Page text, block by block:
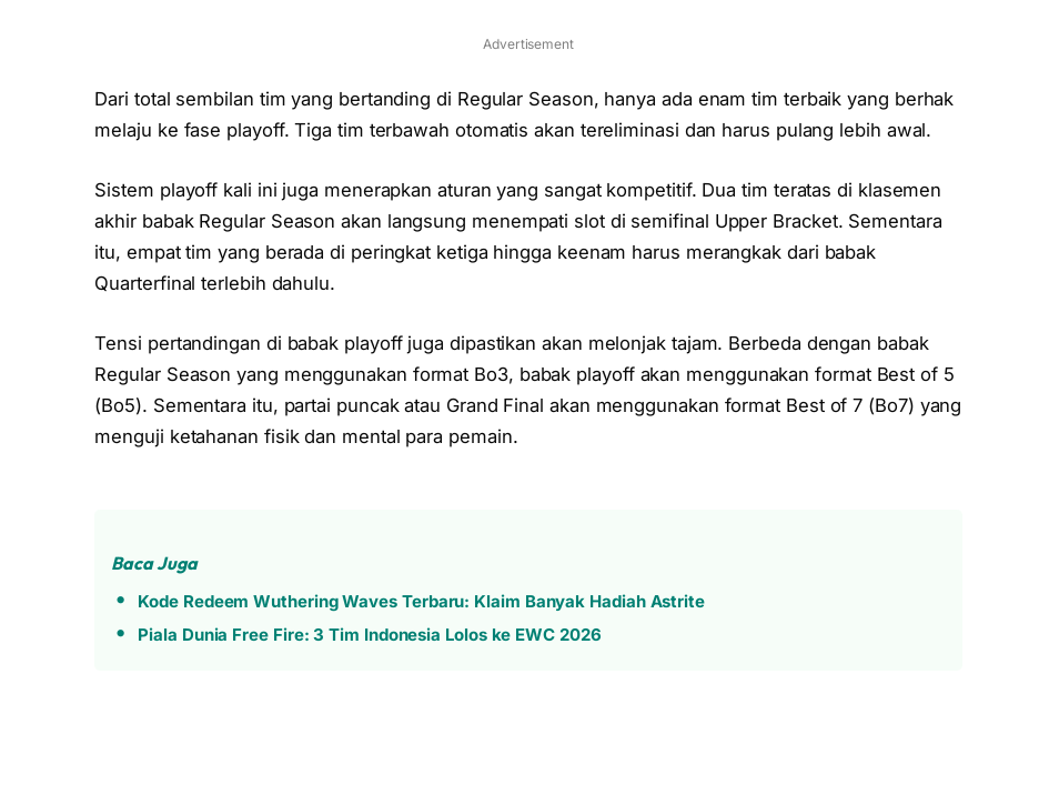
Advertisement
Dari total sembilan tim yang bertanding di Regular Season, hanya ada enam tim terbaik yang berhak
melaju ke fase playoff. Tiga tim terbawah otomatis akan tereliminasi dan harus pulang lebih awal.
Sistem playoff kali ini juga menerapkan aturan yang sangat kompetitif. Dua tim teratas di klasemen
akhir babak Regular Season akan langsung menempati slot di semifinal Upper Bracket. Sementara
itu, empat tim yang berada di peringkat ketiga hingga keenam harus merangkak dari babak
Quarterfinal terlebih dahulu.
Tensi pertandingan di babak playoff juga dipastikan akan melonjak tajam. Berbeda dengan babak
Regular Season yang menggunakan format Bo3, babak playoff akan menggunakan format Best of 5
(Bo5). Sementara itu, partai puncak atau Grand Final akan menggunakan format Best of 7 (Bo7) yang
menguji ketahanan fisik dan mental para pemain.
Baca Juga
Kode Redeem Wuthering Waves Terbaru: Klaim Banyak Hadiah Astrite
Piala Dunia Free Fire: 3 Tim Indonesia Lolos ke EWC 2026